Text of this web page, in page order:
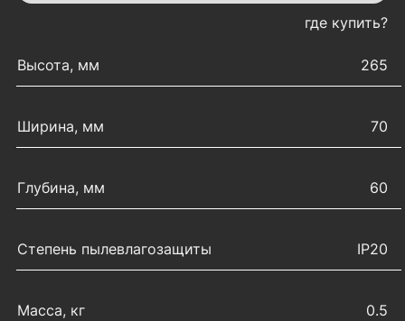
где купить?
Высота, мм
265
Ширина, мм 70
Глубина, мм 60
Степень пылевлагозащиты IP20
Масса, кг 0.5